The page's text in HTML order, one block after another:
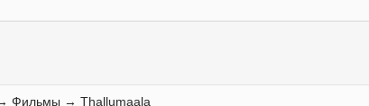
Фильмы → Thallumaala